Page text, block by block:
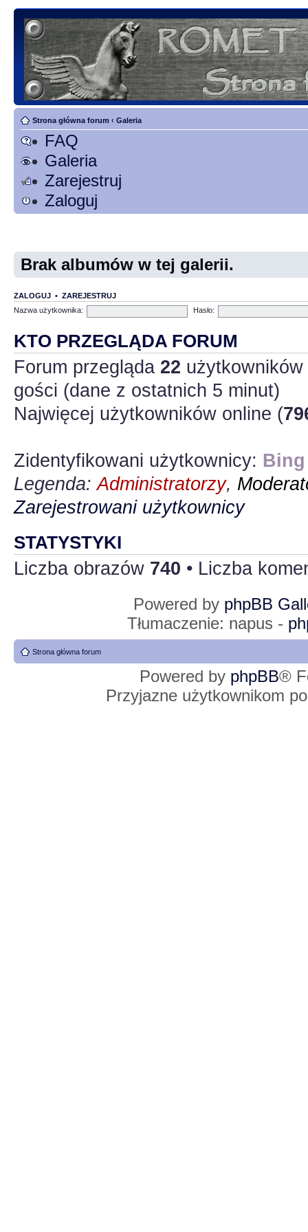
Strona główna forum ‹ Galeria
FAQ
Galeria
Zarejestruj
Zaloguj
Brak albumów w tej galerii.
ZALOGUJ • ZAREJESTRUJ
Nazwa użytkownika:
Hasło:
KTO PRZEGLĄDA FORUM
Forum przegląda 22
gości (dane z ostatnich 5 minut)
Najwięcej użytkowników online (
Zidentyfikowani użytkownicy:
Legenda:Administratorzy,
Zarejestrowani użytkownicy
STATYSTYKI
Liczba obrazów 740 • Liczba
Powered by phpBB
Tłumaczenie: napus -
Strona główna forum
Powered by phpBB®
Przyjazne użytkownikom